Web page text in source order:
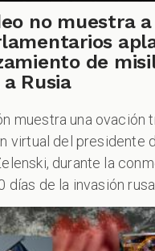
no muestra a
de
Rusia
muestra una ovación
virtual del presidente
durante la
días de la invasión rusa